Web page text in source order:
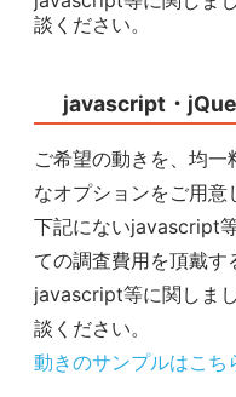
談ください。
javascript・
ご希望の動きを、均一
なオプションをご用意
下記にないjavascript
ての調査費用を頂戴す
javascript等に関しま
談ください。
動きのサンプルはこち